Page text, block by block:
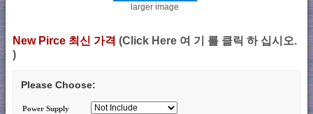
larger image
New Pirce 최신 가격 (Click Here 여 기 를 클릭 하 십시오.
)
Please Choose:
Power Supply